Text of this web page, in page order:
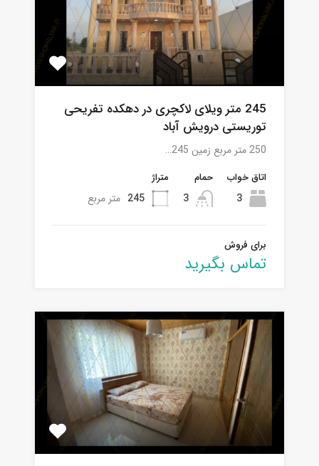
245 متر ویلای لاکچری در دهکده تفریحی
توریستی درویش آباد
250 متر مربع زمین 245…
اتاق خواب
3
حمام
3
متراژ
245 متر مربع
برای فروش
تماس بگیرید